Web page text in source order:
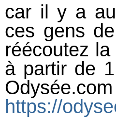
car il y a
ces gens
réécoutez
à partir de
https://